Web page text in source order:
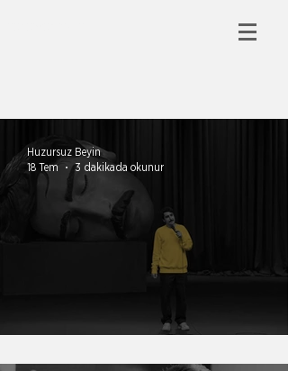
Huzursuz Beyin
18 Tem
3 dakikada okunur